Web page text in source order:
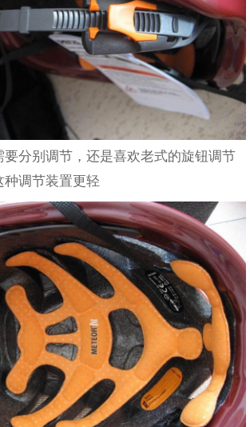
要分别调节，还是喜欢老式的旋钮调节
调节装置更轻